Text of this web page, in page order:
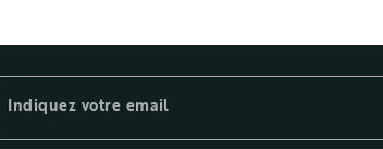
Indiquez votre email